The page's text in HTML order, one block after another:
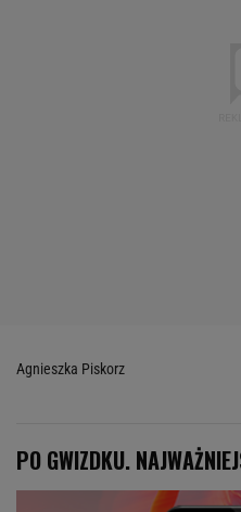
Agnieszka Piskorz